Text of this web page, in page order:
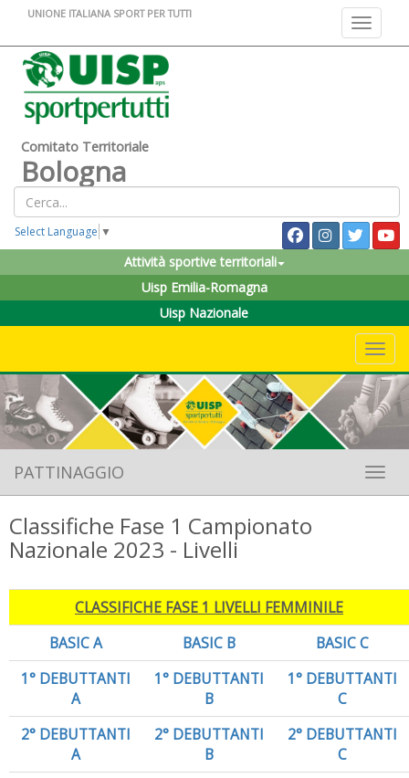
Toggle
UNIONE ITALIANA SPORT PER TUTTI
Comitato Territoriale
Bologna
Select Language ▼
Attività sportive territoriali
Uisp Emilia-Romagna
Uisp Nazionale
PATTINAGGIO
Classifiche Fase 1 Campionato
Nazionale 2023 - Livelli
CLASSIFICHE FASE 1 LIVELLI FEMMINILE
BASIC A
BASIC B
BASIC C
1° DEBUTTANTI
A
1° DEBUTTANTI
B
1° DEBUTTANTI
C
2° DEBUTTANTI
A
2° DEBUTTANTI
B
2° DEBUTTANTI
C